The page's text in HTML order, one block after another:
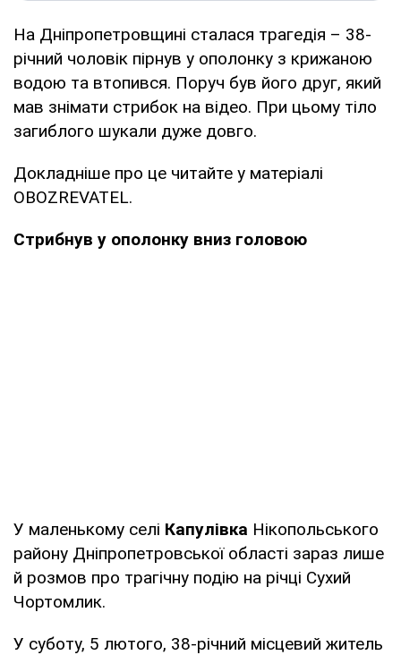
На Дніпропетровщині сталася трагедія – 38-
річний чоловік пірнув у ополонку з крижаною
водою та втопився. Поруч був його друг, який
мав знімати стрибок на відео. При цьому тіло
загиблого шукали дуже довго.
Докладніше про це читайте у матеріалі
OBOZREVATEL.
Стрибнув у ополонку вниз головою
У маленькому селі Капулівка Нікопольського
району Дніпропетровської області зараз лише
й розмов про трагічну подію на річці Сухий
Чортомлик.
У суботу, 5 лютого, 38-річний місцевий житель